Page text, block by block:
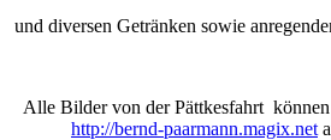
und diversen Getränken sowie
Alle Bilder von der Pättkesfahrt
http://bernd-paarmann.magix.net